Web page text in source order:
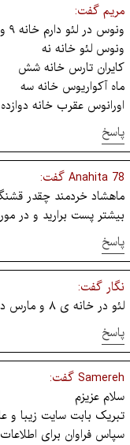
مریم گفت:
ونوس در لئو دارم خانه ۹ و یک سر صلیب چارت تولد من هست
ونوس لئو خانه نه
کایران تارس خانه شش
ماه آکواریوس خانه سه
اورانوس عقرب خانه دوازده
پاسخ
Anahita 78 گفت:
ماهشاد خردمند چقدر
بیشتر پست برارید و در
پاسخ
نگار گفت:
لئو در خانه ی ۸ و مارس در لئو
پاسخ
Samereh گفت:
سلام عزیزم
تبریک بابت سایت زیبا و
سپاس فراوان برای